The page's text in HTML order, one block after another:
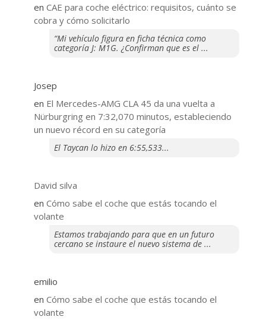
en CAE para coche eléctrico: requisitos, cuánto se
cobra y cómo solicitarlo
“Mi vehículo figura en ficha técnica como
categoría J: M1G. ¿Confirman que es el ...
Josep
en El Mercedes-AMG CLA 45 da una vuelta a
Nürburgring en 7:32,070 minutos, estableciendo
un nuevo récord en su categoría
El Taycan lo hizo en 6:55,533...
David silva
en ​Cómo sabe el coche que estás tocando el
volante
Estamos trabajando para que en un futuro
cercano se instaure el nuevo sistema de ...
emilio
en ​Cómo sabe el coche que estás tocando el
volante